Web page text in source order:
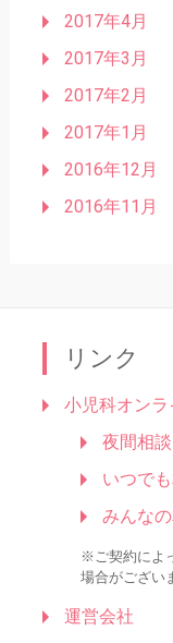
2017年4月
2017年3月
2017年2月
2017年1月
2016年12月
2016年11月
リンク
小児科オンラ
夜間相
いつで
みんな
※ご契約によ
場合がござい
運営会社